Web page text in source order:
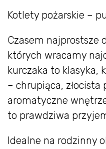
Kotlety pożarskie –
Czasem najprostsze
których wracamy
kurczaka to klasyka,
– chrupiąca, złocista
aromatyczne
to prawdziwa
Idealne na rodzinny